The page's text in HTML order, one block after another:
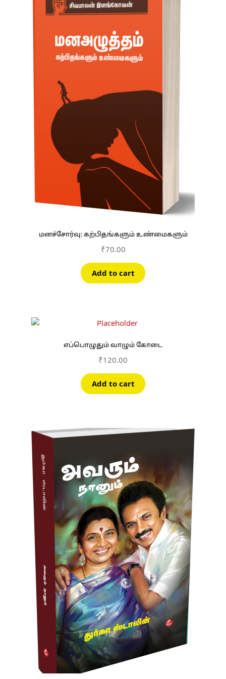
மனச்சோர்வு: கற்பிதங்களும் உண்மைகளும்
₹70.00
Add to cart
எப்பொழுதும் வாழும் கோடை
₹120.00
Add to cart